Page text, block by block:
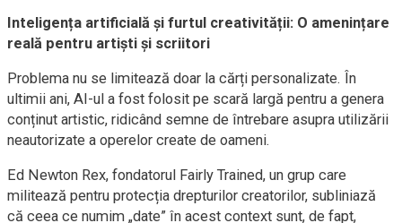
Inteligența artificială și furtul creativității: O amenințare
reală pentru artiști și scriitori
Problema nu se limitează doar la cărți personalizate. În
ultimii ani, AI-ul a fost folosit pe scară largă pentru a genera
conținut artistic, ridicând semne de întrebare asupra utilizării
neautorizate a operelor create de oameni.
Ed Newton Rex, fondatorul Fairly Trained, un grup care
militează pentru protecția drepturilor creatorilor, subliniază
că ceea ce numim „date” în acest context sunt, de fapt,